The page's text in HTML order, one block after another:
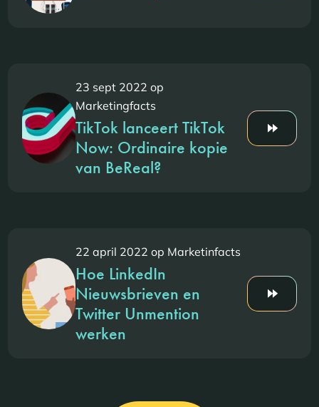
23 sept 2022 op
Marketingfacts
TikTok lanceert TikTok
Now: Ordinaire kopie
van BeReal?
22 april 2022 op Marketinfacts
Hoe LinkedIn
Nieuwsbrieven en
Twitter Unmention
werken